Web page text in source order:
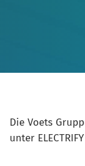
Die Voets
unter